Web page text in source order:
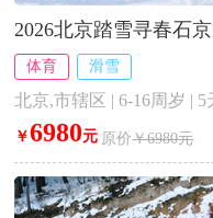
2026北京踏雪寻春石
体育 滑雪
北京,市辖区 | 6-16周岁 | 5
￥6980元 原价￥6980元